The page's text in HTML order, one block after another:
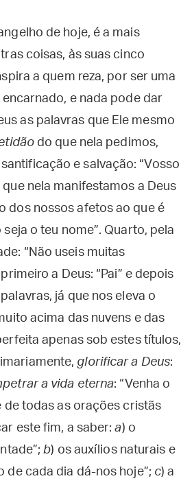
de hoje, é a mais
coisas, às suas cinco
a quem reza, por ser uma
e nada pode dar
as palavras que Ele mesmo
do que nela pedimos,
e salvação: “Vosso
que nela manifestamos a Deus
dos nossos afetos ao que é
o teu nome”. Quarto, pela
“Não useis muitas
a Deus: “Pai” e depois
já que nos eleva o
acima das nuvens e das
apenas sob estes títulos,
glorificar a Deus:
a vida eterna: “Venha o
de todas as orações cristãs
este fim, a saber:a) o
b) os auxílios naturais e
de cada dia dá-nos hoje”; c) a